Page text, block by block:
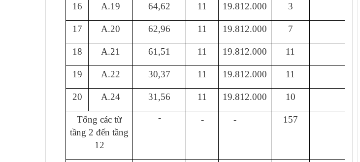
16 A.19 64,62 11 19.812.000 3
17 A.20 62,96 11 19.812.000 7
18 A.21 61,51 11 19.812.000 11
19 A.22 30,37 11 19.812.000 11
20 A.24 31,56 11 19.812.000 10
Tổng các từ
tầng 2 đến tầng
12
- - - 157